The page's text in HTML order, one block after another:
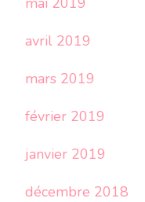
avril 2019
mars 2019
février 2019
janvier 2019
décembre 2018